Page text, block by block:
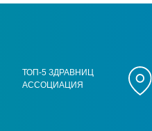
ТОП-5 ЗДРАВНИЦ
АССОЦИАЦИЯ